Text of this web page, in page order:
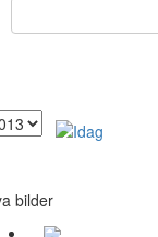
bilder